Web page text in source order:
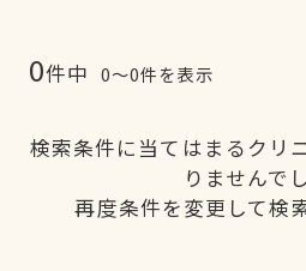
0件中 0〜0件を表示
検索条件に当てはまるクリ
りませんで
再度条件を変更して検